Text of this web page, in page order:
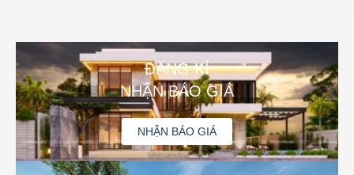
ĐĂNG KÍ
NHẬN BÁO GIÁ
NHẬN BÁO GIÁ